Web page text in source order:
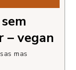
– vegan
mas